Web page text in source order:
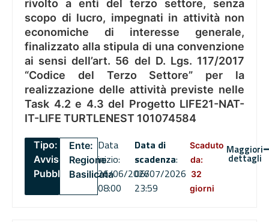
rivolto a enti del terzo settore, senza
scopo di lucro, impegnati in attività non
economiche di interesse generale,
finalizzato alla stipula di una convenzione
ai sensi dell’art. 56 del D. Lgs. 117/2017
“Codice del Terzo Settore” per la
realizzazione delle attività previste nelle
Task 4.2 e 4.3 del Progetto LIFE21-NAT-
IT-LIFE TURTLENEST 101074584
Tipo:
Avviso
Pubblico
Ente:
Regione
Basilicata
Data
inizio:
26/06/2026
08:00
Data di
scadenza:
06/07/2026
23:59
Scaduto
da:
32
giorni
Maggiori
dettagli